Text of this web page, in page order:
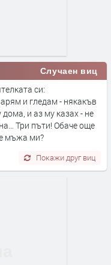
Случаен виц
си:
и гледам - някакъв
и аз му казах - не
Три пъти! Обаче още
мъжа ми?
Покажи друг виц